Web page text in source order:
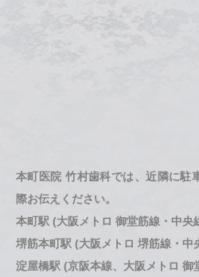
本町医院 竹村歯科では、近隣に駐
際お伝えください。
本町駅 (大阪メトロ 御堂筋線・中央
堺筋本町駅 (大阪メトロ 堺筋線・中
淀屋橋駅 (京阪本線、大阪メトロ 御